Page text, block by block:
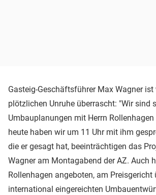
Gasteig-Geschäftsführer Max Wagner ist
plötzlichen Unruhe überrascht: "Wir sind
Umbauplanungen mit Herrn
heute haben wir um 11 Uhr mit ihm
die er gesagt hat, beeinträchtigen das
Wagner am Montagabend der AZ. Auch
Rollenhagen angeboten, am Preisgericht
international eingereichten